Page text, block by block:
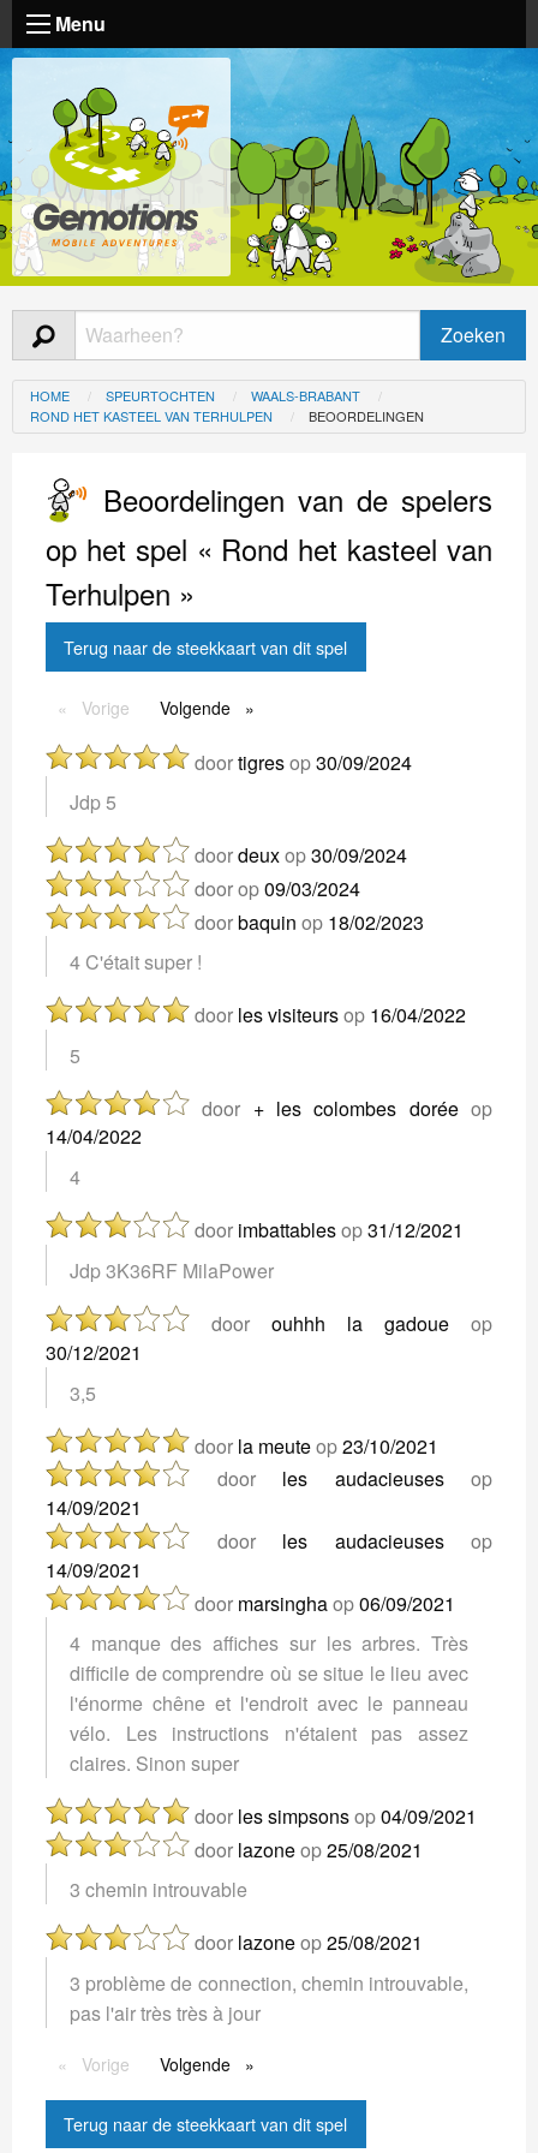
Menu
HOME SPEURTOCHTEN
WAALS-BRABANT
ROND HET KASTEEL VAN TERHULPEN
BEOORDELINGEN
Beoordelingen van de spelers
op het spel « Rond het kasteel van
Terhulpen »
Terug naar de steekkaart van dit spel
Vorige VorigeVolgende Volgende
doortigresop30/09/2024
Jdp 5
doordeuxop30/09/2024
doorop09/03/2024
doorbaquin op 18/02/2023
4 C'était super !
door les visiteursop 16/04/2022
5
door + les colombes doréeop
14/04/2022
4
door imbattablesop31/12/2021
Jdp 3K36RF MilaPower
door ouhhh la gadoue op
30/12/2021
3,5
door la meuteop23/10/2021
door les audacieusesop
14/09/2021
door les audacieusesop
14/09/2021
door marsinghaop06/09/2021
4 manque des affiches sur les arbres. Très
difficile de comprendre où se situe le lieu avec
l'énorme chêne et l'endroit avec le panneau
vélo. Les instructions n'étaient pas assez
claires. Sinon super
door les simpsonsop04/09/2021
door lazoneop25/08/2021
3 chemin introuvable
door lazoneop25/08/2021
3 problème de connection, chemin introuvable,
pas l'air très très à jour
Vorige VorigeVolgende Volgende
Terug naar de steekkaart van dit spel